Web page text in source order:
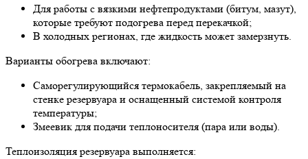
Для работы с вязкими нефтепродуктами (битум, мазут),
которые требуют подогрева перед перекачкой;
В холодных регионах, где жидкость может замерзнуть.
Варианты обогрева включают:
Саморегулирующийся термокабель, закрепляемый на
стенке резервуара и оснащенный системой контроля
температуры;
Змеевик для подачи теплоносителя (пара или воды).
Теплоизоляция резервуара выполняется: